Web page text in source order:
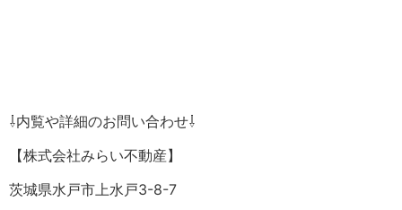
⇩内覧や詳細のお問い合わせ⇩
【株式会社みらい不動産】
茨城県水戸市上水戸3-8-7